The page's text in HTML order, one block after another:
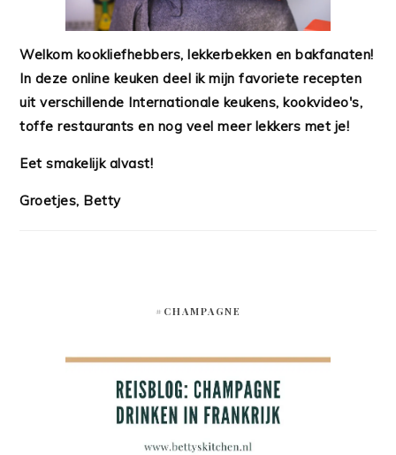
Welkom kookliefhebbers, lekkerbekken en bakfanaten!
In deze online keuken deel ik mijn favoriete recepten
uit verschillende Internationale keukens, kookvideo's,
toffe restaurants en nog veel meer lekkers met je!
Eet smakelijk alvast!
Groetjes, Betty
#CHAMPAGNE